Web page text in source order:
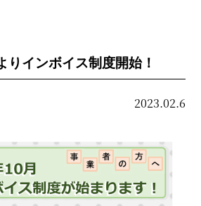
りインボイス制度開始！
2023.02.6